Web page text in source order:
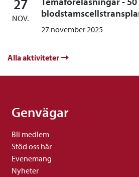
27
NOV.
27 november 2025
Alla aktiviteter
Genvägar
Bli medlem
Stöd oss här
Evenemang
Nyheter